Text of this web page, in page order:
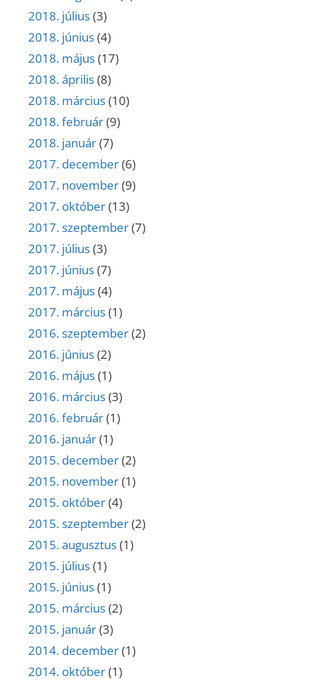
2018. július(3)
2018. június(4)
2018. május(17)
2018. április(8)
2018. március(10)
2018. február(9)
2018. január(7)
2017. december(6)
2017. november(9)
2017. október(13)
2017. szeptember(7)
2017. július(3)
2017. június(7)
2017. május(4)
2017. március(1)
2016. szeptember(2)
2016. június(2)
2016. május(1)
2016. március(3)
2016. február(1)
2016. január(1)
2015. december(2)
2015. november(1)
2015. október(4)
2015. szeptember(2)
2015. augusztus(1)
2015. július(1)
2015. június(1)
2015. március(2)
2015. január(3)
2014. december(1)
2014. október(1)